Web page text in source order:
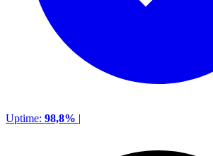
Uptime: 98,8% |